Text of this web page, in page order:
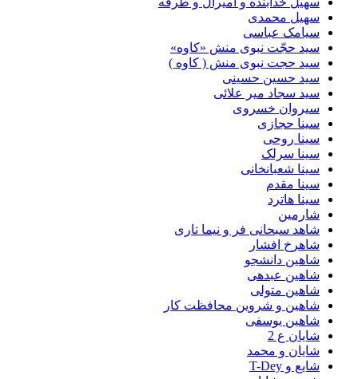
سهیل محمدی
سیامک عباسی
سید حجّت نبوی منش «کاوه»
سید حجت نبوی منش ( کاوه )
سید حسین حسینى
سید سجاد میر علائی
سیروان خسروی
سینا حجازی
سینا روحی
سینا سرلک
سینا شعبانخانی
سینا مقدم
سینا هاترد
شارمین
شاهد سبحانی فر و نیما تاری
شاهرخ افشار
شاهین دانشجو
شاهین عبدهی
شاهین متولی
شاهین و شروین محافظت کار
شاهین یوسفی
شایان ع 2
شایان و محمد
شایع و T-Dey